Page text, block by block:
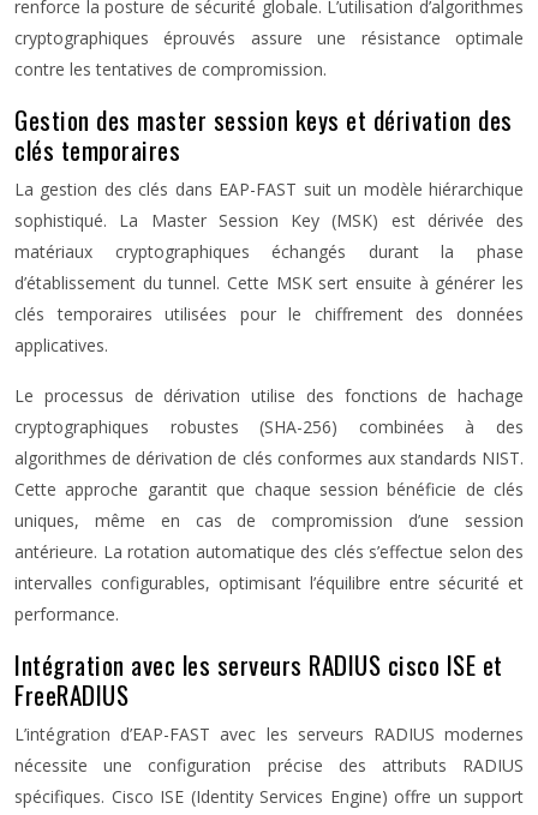
renforce la posture de sécurité globale. L’utilisation d’algorithmes
cryptographiques éprouvés assure une résistance optimale
contre les tentatives de compromission.
Gestion des master session keys et dérivation des
clés temporaires
La gestion des clés dans EAP-FAST suit un modèle hiérarchique
sophistiqué. La Master Session Key (MSK) est dérivée des
matériaux cryptographiques échangés durant la phase
d’établissement du tunnel. Cette MSK sert ensuite à générer les
clés temporaires utilisées pour le chiffrement des données
applicatives.
Le processus de dérivation utilise des fonctions de hachage
cryptographiques robustes (SHA-256) combinées à des
algorithmes de dérivation de clés conformes aux standards NIST.
Cette approche garantit que chaque session bénéficie de clés
uniques, même en cas de compromission d’une session
antérieure. La rotation automatique des clés s’effectue selon des
intervalles configurables, optimisant l’équilibre entre sécurité et
performance.
Intégration avec les serveurs RADIUS cisco ISE et
FreeRADIUS
L’intégration d’EAP-FAST avec les serveurs RADIUS modernes
nécessite une configuration précise des attributs RADIUS
spécifiques. Cisco ISE (Identity Services Engine) offre un support